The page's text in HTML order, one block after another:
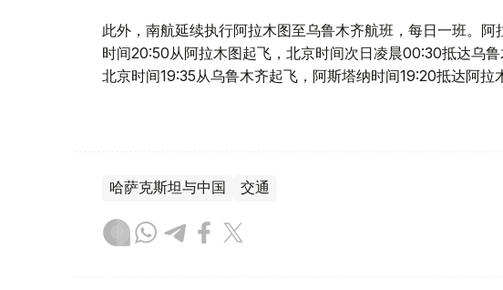
此外，南航延续执行阿拉木图至乌鲁木齐航班，每日一班。
时间20:50从阿拉木图起飞，北京时间次日凌晨00:30抵达乌
北京时间19:35从乌鲁木齐起飞，阿斯塔纳时间19:20抵达阿拉
哈萨克斯坦与中国 交通